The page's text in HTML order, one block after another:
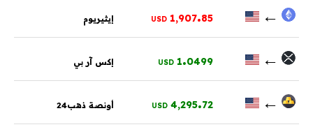
←
1,907.85
USD إيثيريوم
←
1.0499
USD إكس آر بي
←
4,295.72
USD أونصة ذهب24